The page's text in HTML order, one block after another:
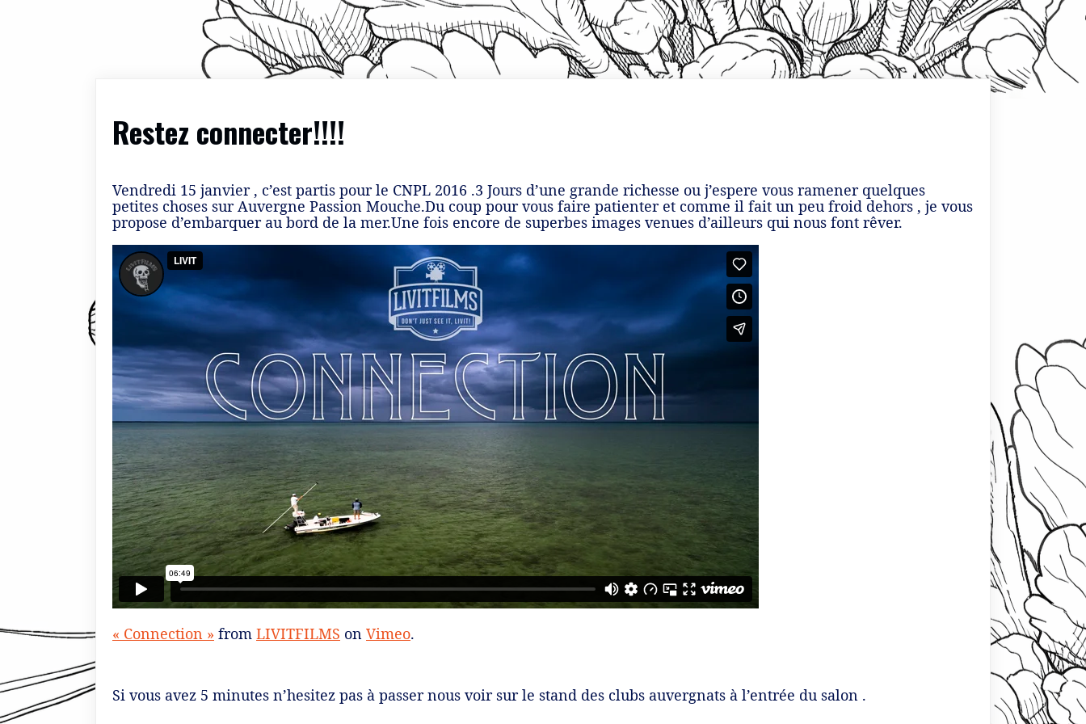
Restez connecter!!!!
Vendredi 15 janvier , c’est partis pour le CNPL 2016 .3 Jours d’une grande richesse ou j’espere vous ramener quelques
petites choses sur Auvergne Passion Mouche.Du coup pour vous faire patienter et comme il fait un peu froid dehors , je vous
propose d’embarquer au bord de la mer.Une fois encore de superbes images venues d’ailleurs qui nous font rêver.
« Connection » from LIVITFILMS on Vimeo.
Si vous avez 5 minutes n’hesitez pas à passer nous voir sur le stand des clubs auvergnats à l’entrée du salon .